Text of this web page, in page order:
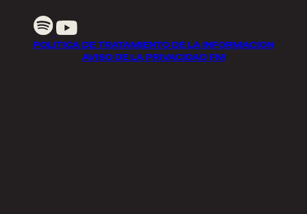
POLITICA DE TRATAMIENTO DE LA INFORMACION
AVISO DE LA PRIVACIDAD FM